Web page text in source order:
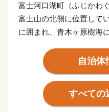
富士河口湖町（ふじかわ
富士山の北側に位置して
に囲まれ、青木ヶ原樹海
進湖、本栖湖という全く
る日本屈指の景勝地とし
富士山の傾斜地、北は御
季は過ごしやすく、四季
自治体
すべての